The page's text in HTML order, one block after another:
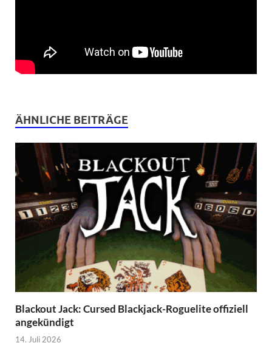
ÄHNLICHE BEITRÄGE
Blackout Jack: Cursed Blackjack-Roguelite offiziell
angekündigt
14. Juli 2026